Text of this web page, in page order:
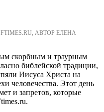
АВТОР ЕЛЕНА
скорбным и траурным
библейской традиции,
Иисуса Христа на
человечества. Этот день
и запретов, которые